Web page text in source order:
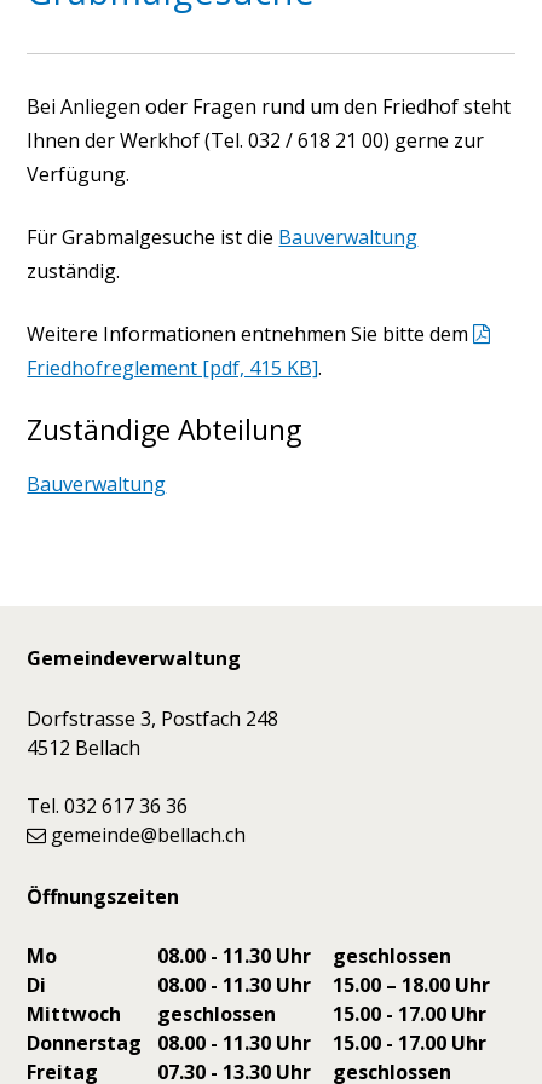
Bei Anliegen oder Fragen rund um den Friedhof steht
Ihnen der Werkhof (Tel. 032 / 618 21 00) gerne zur
Verfügung.
Für Grabmalgesuche ist die Bauverwaltung
zuständig.
Weitere Informationen entnehmen Sie bitte dem
Friedhofreglement [pdf, 415 KB].
Zuständige Abteilung
Bauverwaltung
Footer
Gemeindeverwaltung
Dorfstrasse 3, Postfach 248
4512 Bellach
Tel. 032 617 36 36
gemeinde@bellach.ch
Öffnungszeiten
Mo 08.00 - 11.30 Uhr
geschlossen
Di
08.00 - 11.30 Uhr
15.00 – 18.00 Uhr
Mittwoch
geschlossen
15.00 - 17.00 Uhr
Donnerstag
08.00 - 11.30 Uhr
15.00 - 17.00 Uhr
Freitag
07.30 - 13.30 Uhr geschlossen